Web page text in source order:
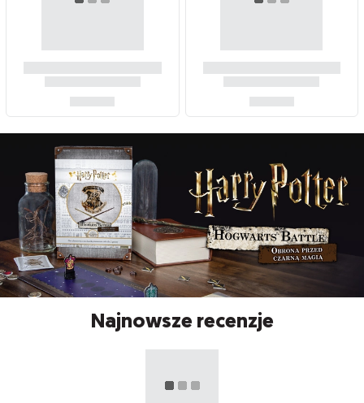
Najnowsze recenzje